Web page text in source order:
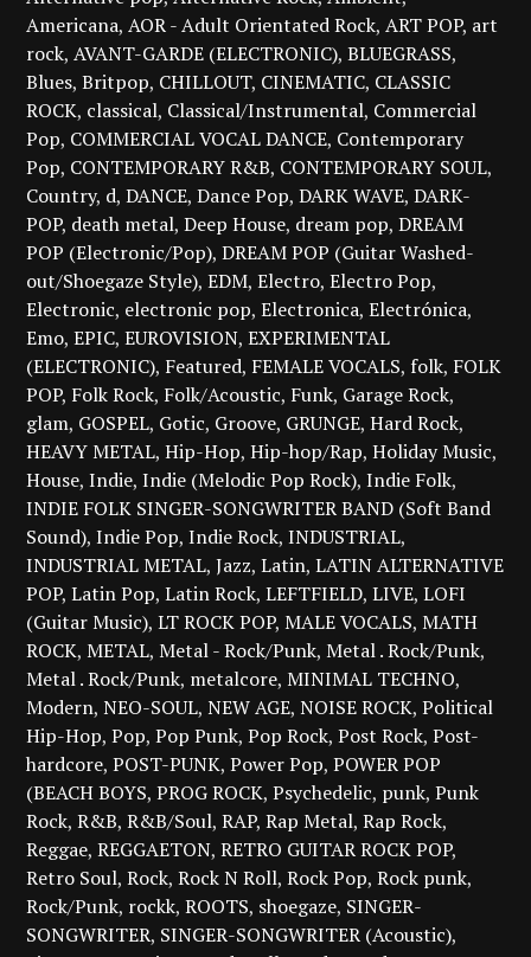
Americana AOR - Adult Orientated Rock ART POP art
rock AVANT-GARDE (ELECTRONIC) BLUEGRASS
Blues Britpop CHILLOUT CINEMATIC CLASSIC
ROCK classical Classical/Instrumental Commercial
Pop COMMERCIAL VOCAL DANCE Contemporary
Pop CONTEMPORARY R&B CONTEMPORARY SOUL
Country d DANCE Dance Pop DARK WAVE DARK-
POP death metal Deep House dream pop DREAM
POP (Electronic/Pop) DREAM POP (Guitar Washed-
out/Shoegaze Style) EDM Electro Electro Pop
Electronic electronic pop Electronica Electrónica
Emo EPIC EUROVISION EXPERIMENTAL
(ELECTRONIC) Featured FEMALE VOCALS folk FOLK
POP Folk Rock Folk/Acoustic Funk Garage Rock
glam GOSPEL Gotic Groove GRUNGE Hard Rock
HEAVY METAL Hip-Hop Hip-hop/Rap Holiday Music
House Indie Indie (Melodic Pop Rock) Indie Folk
INDIE FOLK SINGER-SONGWRITER BAND (Soft Band
Sound) Indie Pop Indie Rock INDUSTRIAL
INDUSTRIAL METAL Jazz Latin LATIN ALTERNATIVE
POP Latin Pop Latin Rock LEFTFIELD LIVE LOFI
(Guitar Music) LT ROCK POP MALE VOCALS MATH
ROCK METAL Metal - Rock/Punk Metal . Rock/Punk
Metal . Rock/Punk metalcore MINIMAL TECHNO
Modern NEO-SOUL NEW AGE NOISE ROCK Political
Hip-Hop Pop Pop Punk Pop Rock Post Rock Post-
hardcore POST-PUNK Power Pop POWER POP
(BEACH BOYS PROG ROCK Psychedelic punk Punk
Rock R&B R&B/Soul RAP Rap Metal Rap Rock
Reggae REGGAETON RETRO GUITAR ROCK POP
Retro Soul Rock Rock N Roll Rock Pop Rock punk
Rock/Punk rockk ROOTS shoegaze SINGER-
SONGWRITER SINGER-SONGWRITER (Acoustic)